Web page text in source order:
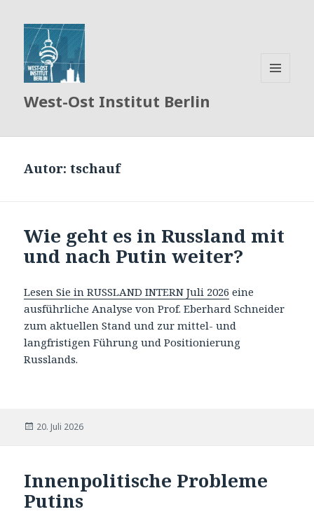
West-Ost Institut Berlin
Autor:tschauf
Wie geht es in Russland mit
und nach Putin weiter?
Lesen Sie in RUSSLAND INTERN Juli 2026 eine
ausführliche Analyse von Prof. Eberhard Schneider
zum aktuellen Stand und zur mittel- und
langfristigen Führung und Positionierung
Russlands.
Veröffentlicht
20. Juli 2026
Innenpolitische Probleme
Putins